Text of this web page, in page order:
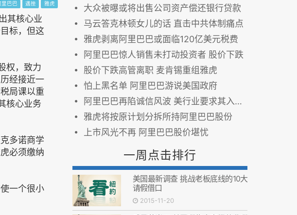
里巴巴 遇挫 雅虎
其核心业
标，但这
权，致力
经接近一
局课以重
核心业务
多诺商学
必须缴纳
一个很小
大众被曝或将出售公司资产偿还银行贷款
马云答克林顿女儿的话 直击中共体制痛点
雅虎剥离阿里巴巴或面临120亿美元税费
阿里巴巴惊人销售未打动投资者 股价下跌
股价下跌高管离职 麦肯锡重组雅虎
怕上黑名单 阿里巴巴游说美国政府
阿里巴巴再陷诚信风波 美行业要求其入“恶名市场”
雅虎将按原计划分拆所持阿里巴巴股份
上市风光不再 阿里巴巴股价堪忧
一周点击排行
美国最新调查 挑战老板底线的10大
请假借口
2015-11-20